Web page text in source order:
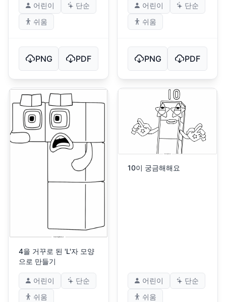
어린이
단순
쉬움
PNG PDF
어린이
단순
쉬움
PNG PDF
4을 거꾸로 된 'L'자 모양
으로 만들기
어린이
단순
쉬움
10이 궁금해해요
어린이
단순
쉬움